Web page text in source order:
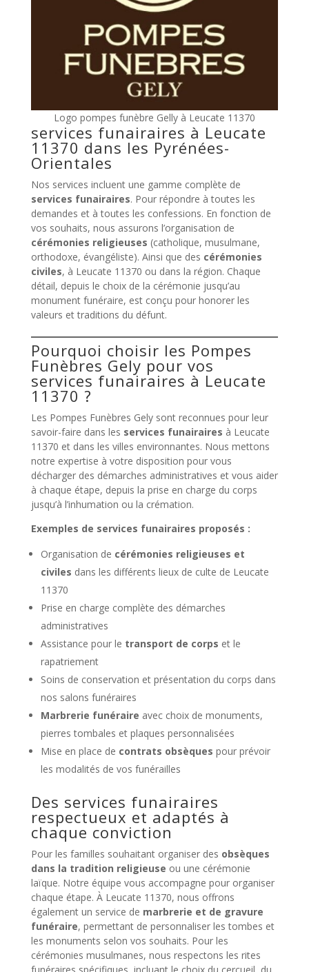
Logo pompes funèbre Gelly à Leucate 11370
services funairaires à Leucate
11370 dans les Pyrénées-
Orientales
Nos services incluent une gamme complète de
services funairaires. Pour répondre à toutes les
demandes et à toutes les confessions. En fonction de
vos souhaits, nous assurons l’organisation de
cérémonies religieuses (catholique, musulmane,
orthodoxe, évangéliste). Ainsi que des cérémonies
civiles, à Leucate 11370 ou dans la région. Chaque
détail, depuis le choix de la cérémonie jusqu’au
monument funéraire, est conçu pour honorer les
valeurs et traditions du défunt.
Pourquoi choisir les Pompes
Funèbres Gely pour vos
services funairaires à Leucate
11370 ?
Les Pompes Funèbres Gely sont reconnues pour leur
savoir-faire dans les services funairaires à Leucate
11370 et dans les villes environnantes. Nous mettons
notre expertise à votre disposition pour vous
décharger des démarches administratives et vous aider
à chaque étape, depuis la prise en charge du corps
jusqu’à l’inhumation ou la crémation.
Exemples de services funairaires proposés :
Organisation de cérémonies religieuses et
civiles dans les différents lieux de culte de Leucate
11370
Prise en charge complète des démarches
administratives
Assistance pour le transport de corps et le
rapatriement
Soins de conservation et présentation du corps dans
nos salons funéraires
Marbrerie funéraire avec choix de monuments,
pierres tombales et plaques personnalisées
Mise en place de contrats obsèques pour prévoir
les modalités de vos funérailles
Des services funairaires
respectueux et adaptés à
chaque conviction
Pour les familles souhaitant organiser des obsèques
dans la tradition religieuse ou une cérémonie
laïque. Notre équipe vous accompagne pour organiser
chaque étape. À Leucate 11370, nous offrons
également un service de marbrerie et de gravure
funéraire, permettant de personnaliser les tombes et
les monuments selon vos souhaits. Pour les
cérémonies musulmanes, nous respectons les rites